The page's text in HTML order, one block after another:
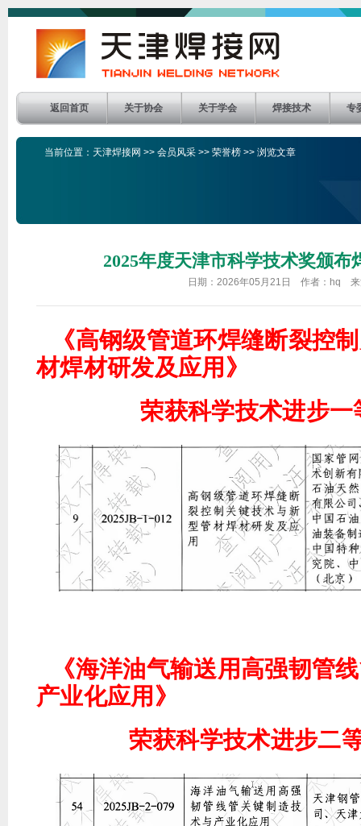
返回首页 关于协会 关于学会 焊接技术 专
当前位置： 天津焊接网 >> 会员风采 >> 荣誉榜 >> 浏览文章
2025年度天津市科学技术奖颁布
日期：2026年05月21日 作者：hq 来
《高钢级管道环焊缝断裂控
材焊材研发及应用》
荣获科学技术进步一
《海洋油气输送用高强韧管
产业化应用》
荣获科学技术进步二